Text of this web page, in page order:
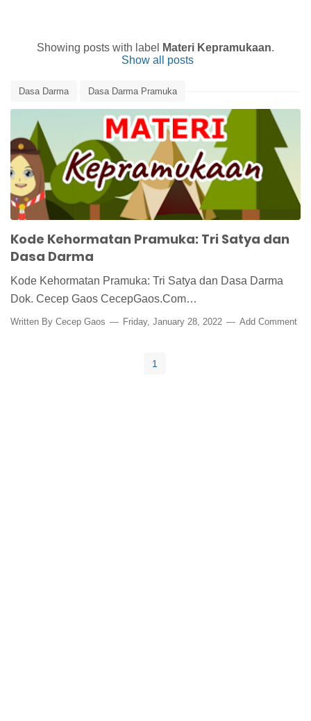
Showing posts with label Materi Kepramukaan.
Show all posts
Dasa Darma Dasa Darma Pramuka
Indonesia Scout Movement Kode Kehormatan Pramuka
Materi Kepramukaan Media Pembelajaran Pramuka
Scout Movement Tri Satya Tri Satya Pramuka
Kode Kehormatan Pramuka: Tri Satya dan
Dasa Darma
Kode Kehormatan Pramuka: Tri Satya dan Dasa Darma
Dok. Cecep Gaos CecepGaos.Com…
Written By Cecep Gaos Friday, January 28, 2022 Add Comment
1